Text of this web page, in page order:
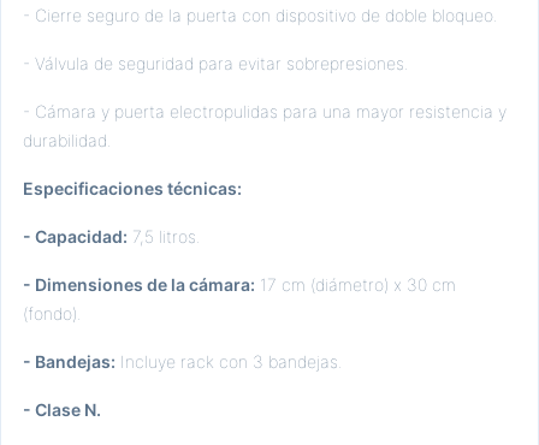
- Cierre seguro de la puerta con dispositivo de doble bloqueo.
- Válvula de seguridad para evitar sobrepresiones.
- Cámara y puerta electropulidas para una mayor resistencia y
durabilidad.
Especificaciones técnicas:
- Capacidad: 7,5 litros.
- Dimensiones de la cámara: 17 cm (diámetro) x 30 cm
(fondo).
- Bandejas: Incluye rack con 3 bandejas.
- Clase N.